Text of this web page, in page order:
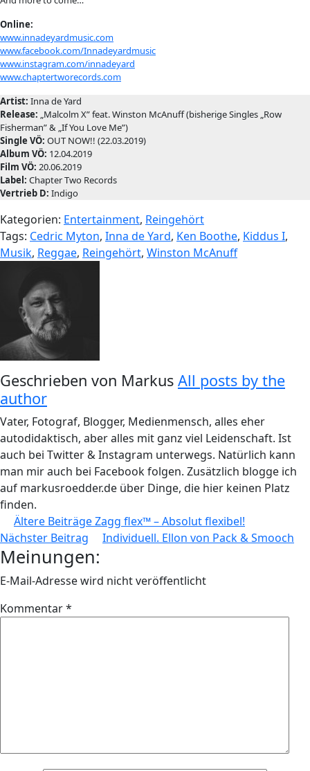
Online:
www.innadeyardmusic.com
www.facebook.com/Innadeyardmusic
www.instagram.com/innadeyard
www.chaptertworecords.com
Artist: Inna de Yard
Release: „Malcolm X” feat. Winston McAnuff (bisherige Singles „Row
Fisherman” & „If You Love Me”)
Single VÖ: OUT NOW!! (22.03.2019)
Album VÖ: 12.04.2019
Film VÖ: 20.06.2019
Label: Chapter Two Records
Vertrieb D: Indigo
Kategorien: Entertainment, Reingehört
Tags: Cedric Myton, Inna de Yard, Ken Boothe, Kiddus I,
Musik, Reggae, Reingehört, Winston McAnuff
Geschrieben von Markus All posts by the
author
Vater, Fotograf, Blogger, Medienmensch, alles eher
autodidaktisch, aber alles mit ganz viel Leidenschaft. Ist
auch bei Twitter & Instagram unterwegs. Natürlich kann
man mir auch bei Facebook folgen. Zusätzlich blogge ich
auf markusroedder.de über Dinge, die hier keinen Platz
finden.
Beitragsnavigation
Ältere BeiträgeZagg flex™ – Absolut flexibel!
Nächster Beitrag
Individuell. Ellon von Pack & Smooch
Meinungen:
E-Mail-Adresse wird nicht veröffentlicht
Kommentar*